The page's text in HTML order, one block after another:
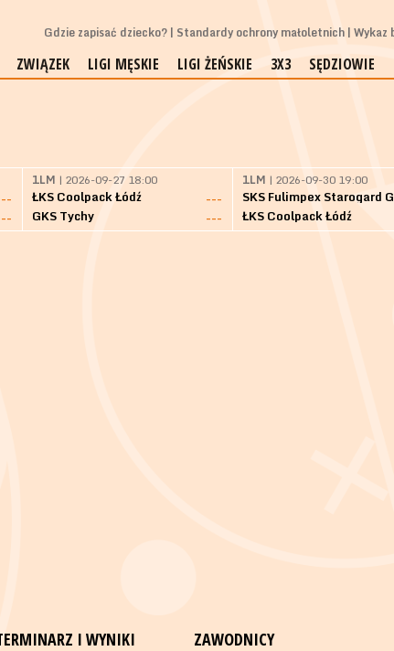
Gdzie zapisać dziecko? Standardy ochrony małoletnich Wykaz
ZWIĄZEK LIGI MĘSKIE LIGI ŻEŃSKIE 3X3 SĘDZIOWIE
1LM | 2026-09-27 18:00
ŁKS Coolpack Łódź
---
GKS Tychy
---
1LM | 2026-09-30 19:00
ŁKS Coolpack Łódź
I WYNIKI ZAWODNICY